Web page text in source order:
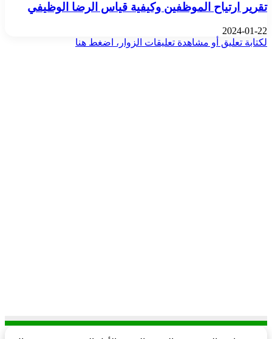
تقرير ارتياح الموظفين وكيفية قياس الرضا الوظيفي
2024-01-22
لكتابة تعليق أو مشاهدة تعليقات الزوار، اضغط هنا